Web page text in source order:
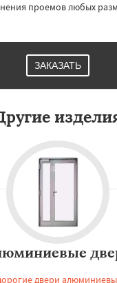
проемов любых
ЗАКАЗАТЬ
двери